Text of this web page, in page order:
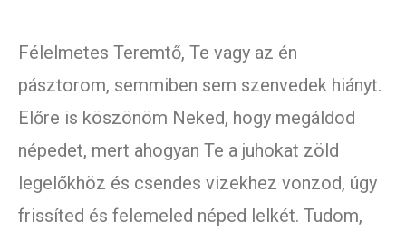
Félelmetes Teremtő, Te vagy az én
pásztorom, semmiben sem szenvedek hiányt.
Előre is köszönöm Neked, hogy megáldod
népedet, mert ahogyan Te a juhokat zöld
legelőkhöz és csendes vizekhez vonzod, úgy
frissíted és felemeled néped lelkét. Tudom,